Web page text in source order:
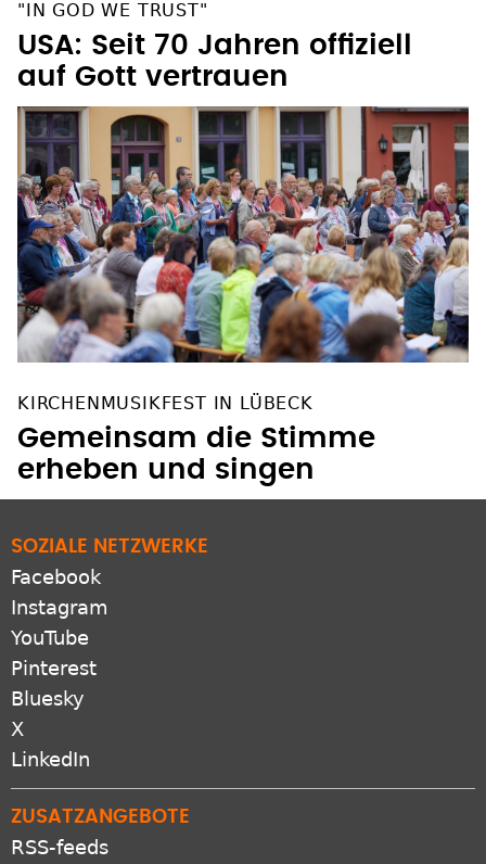
"IN GOD WE TRUST"
USA: Seit 70 Jahren offiziell
auf Gott vertrauen
KIRCHENMUSIKFEST IN LÜBECK
Gemeinsam die Stimme
erheben und singen
SOZIALE NETZWERKE
Facebook
Instagram
YouTube
Pinterest
Bluesky
X
LinkedIn
ZUSATZANGEBOTE
RSS-feeds